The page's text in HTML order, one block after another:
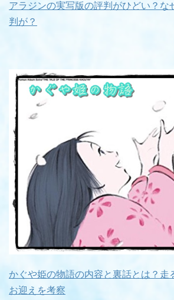
アラジンの実写版の評判がひどい？な
判が？
かぐや姫の物語の内容と裏話とは？走
お迎えを考察